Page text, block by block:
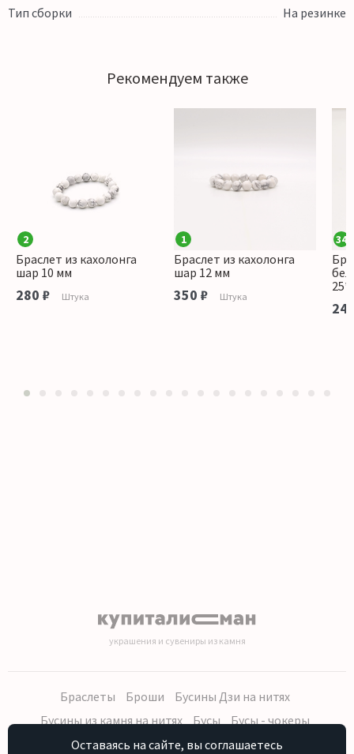
Тип сборки
На резинке
Рекомендуем также
2
Браслет из кахолонга
шар 10 мм
280 ₽ Штука
1
Браслет из кахолонга
шар 12 мм
350 ₽ Штука
34
украшения и сувениры из камня
Браслеты Броши
Бусины Дзи на нитях
Бусины из камня на нитях
Бусы
Бусы - чокеры
Кольца, серьги
Кулоны Наборы (бусы, браслет, серьги)
Оставаясь на сайте, вы соглашаетесь